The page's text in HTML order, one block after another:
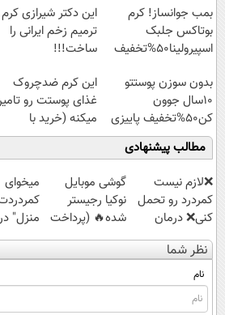
بمب جوانساز! کرم
بوتاکس جلبک
اسپیرولینا50%تخفیف
این دکتر شیرازی کرم
ترمیم زخم ایرانی را
ساخت!!!
بدون سوزن پوستتو
10سال جوون
کن50%تخفیف پاییزی
این کرم ضدچروک
غذای پوستت رو
میکنه (خرید با
40%تخفیف)
مطالب پیشنهادی
❌لازم نیست
کمردرد رو تحمل
کنی❌ درمان
بدون جراحی و
قرص
(پرسشنامه)
گوشی موبایل
نوکیا رجیستر
شده🔥 (پرداخت
درب منزل +
تخفیف ویژه)
میخوای
منزل"
کنی؟
نظر شما
نام